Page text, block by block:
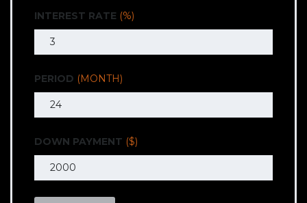
INTEREST RATE (%)
PERIOD (MONTH)
DOWN PAYMENT ($)